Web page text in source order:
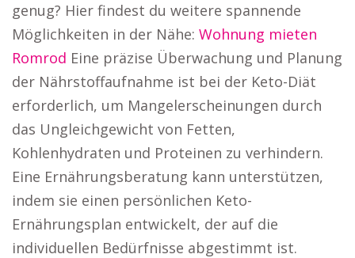
genug? Hier findest du weitere spannende
Möglichkeiten in der Nähe: Wohnung mieten
Romrod Eine präzise Überwachung und Planung
der Nährstoffaufnahme ist bei der Keto-Diät
erforderlich, um Mangelerscheinungen durch
das Ungleichgewicht von Fetten,
Kohlenhydraten und Proteinen zu verhindern.
Eine Ernährungsberatung kann unterstützen,
indem sie einen persönlichen Keto-
Ernährungsplan entwickelt, der auf die
individuellen Bedürfnisse abgestimmt ist.